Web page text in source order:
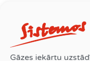
Gāzes iekārtu